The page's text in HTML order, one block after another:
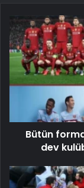
Bütün
dev